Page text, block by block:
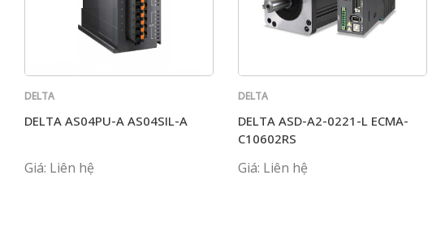
DELTA
DELTA AS04PU-A AS04SIL-A
Giá: Liên hệ
DELTA
DELTA ASD-A2-0221-L ECMA-
C10602RS
Giá: Liên hệ